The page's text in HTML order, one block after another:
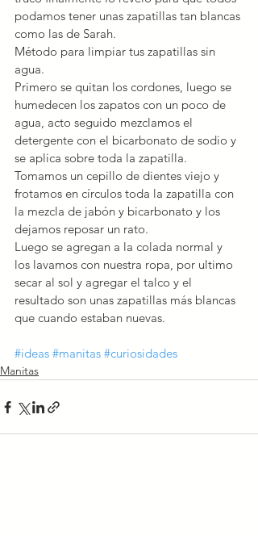
podamos tener unas zapatillas tan blancas
como las de Sarah.
Método para limpiar tus zapatillas sin
agua.
Primero se quitan los cordones, luego se
humedecen los zapatos con un poco de
agua, acto seguido mezclamos el
detergente con el bicarbonato de sodio y
se aplica sobre toda la zapatilla.
Tomamos un cepillo de dientes viejo y
frotamos en círculos toda la zapatilla con
la mezcla de jabón y bicarbonato y los
dejamos reposar un rato.
Luego se agregan a la colada normal y
los lavamos con nuestra ropa, por ultimo
secar al sol y agregar el talco y el
resultado son unas zapatillas más blancas
que cuando estaban nuevas.
#ideas #manitas #curiosidades
Manitas